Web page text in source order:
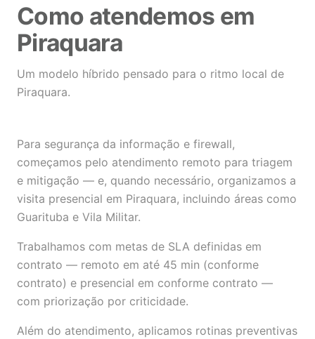
Como atendemos em
Piraquara
Um modelo híbrido pensado para o ritmo local de
Piraquara.
Para segurança da informação e firewall,
começamos pelo atendimento remoto para triagem
e mitigação — e, quando necessário, organizamos a
visita presencial em Piraquara, incluindo áreas como
Guarituba e Vila Militar.
Trabalhamos com metas de SLA definidas em
contrato — remoto em até 45 min (conforme
contrato) e presencial em conforme contrato —
com priorização por criticidade.
Além do atendimento, aplicamos rotinas preventivas